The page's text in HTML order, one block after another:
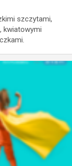
szczytami,
kwiatowymi